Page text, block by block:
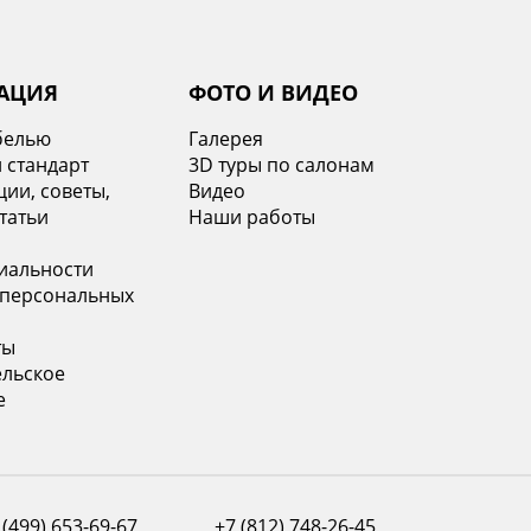
советы,
ФОТО И ВИДЕО
Галерея
3D туры по салонам
Видео
Наши работы